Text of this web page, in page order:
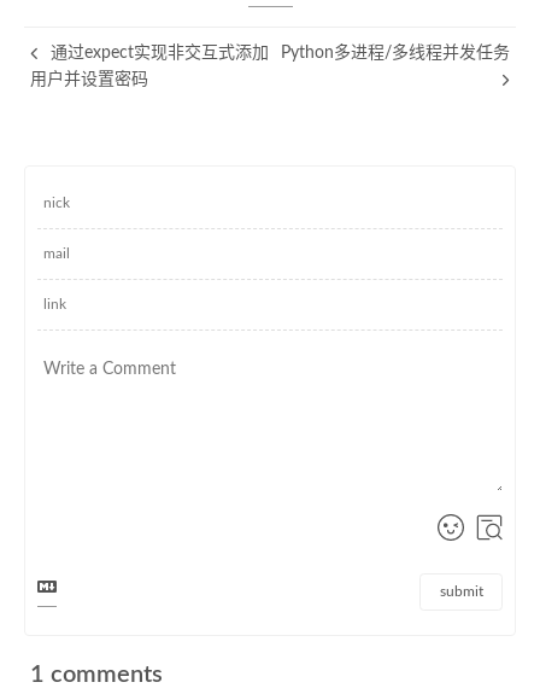
通过expect实现非交互式添加
用户并设置密码
Python多进程/多线程并发任务
submit
1 comments